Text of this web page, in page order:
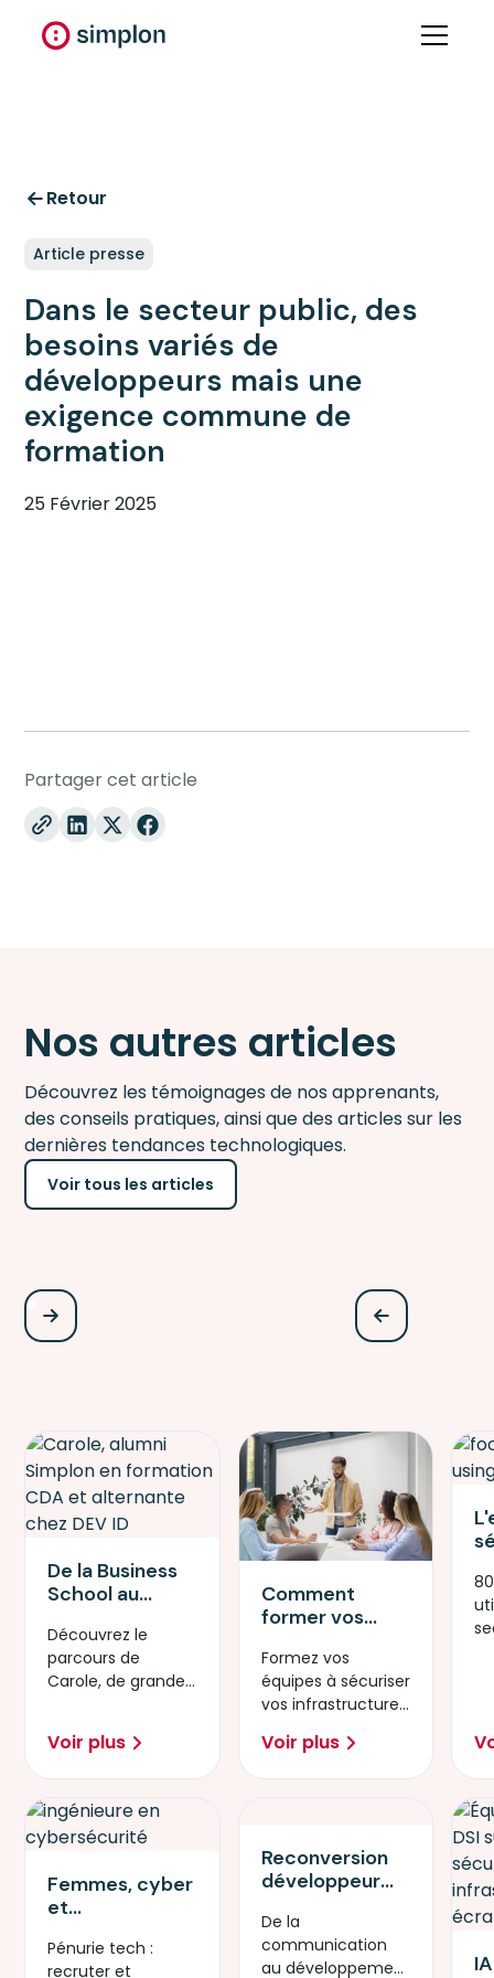
Retour
Article presse
Dans le secteur public, des
besoins variés de
développeurs mais une
exigence commune de
formation
25 Février 2025
Partager cet article
Nos autres articles
Découvrez les témoignages de nos apprenants,
des conseils pratiques, ainsi que des articles sur les
dernières tendances technologiques.
Voir tous les articles
De la Business
School au
iOS : le parcours
de Carole au
cœur de l'Apple
Program
Découvrez le
parcours de
Carole, de grande
mobile chez Dev ID
via Simplon.
Voir plus
Comment
former vos
la sécurité des
infrastructures
à l'ère de l'IA
générative
Formez vos
équipes à sécuriser
vos infrastructures
risques liés à l'IA
générative.
Voir plus
Femmes, cyber
et
IT : comment
Pénurie tech :
recruter et
Reconversion
développeur
Arnaud a rejoint
l'équipe tech
De la
communication
au développement